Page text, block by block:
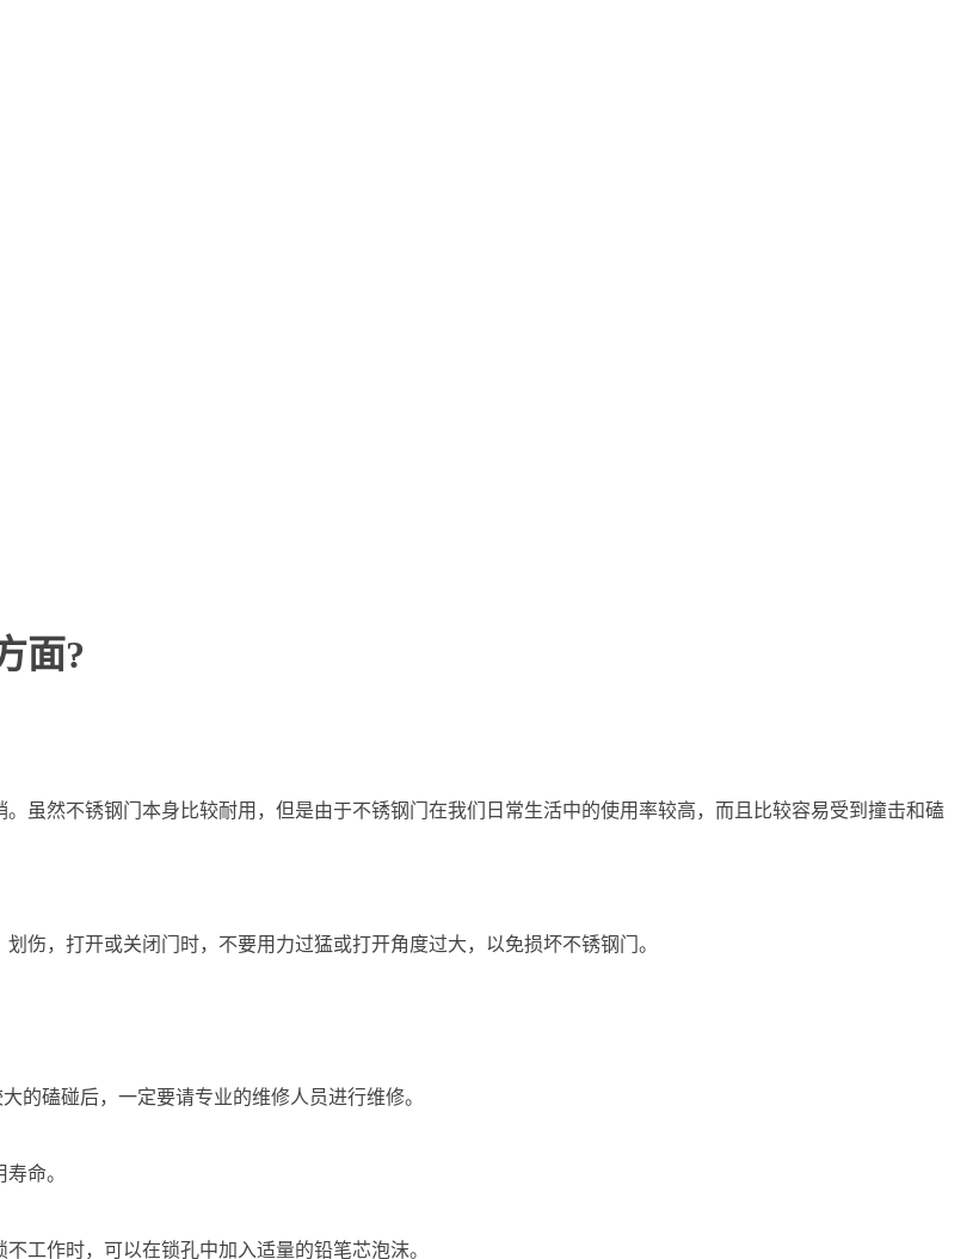
面?
虽然不锈钢门本身比较耐用，但是由于不锈钢门在我们日常生活中的使用率较高，而且比较容易受到撞击和磕
伤，打开或关闭门时，不要用力过猛或打开角度过大，以免损坏不锈钢门。
的磕碰后，一定要请专业的维修人员进行维修。
命。
工作时，可以在锁孔中加入适量的铅笔芯泡沫。